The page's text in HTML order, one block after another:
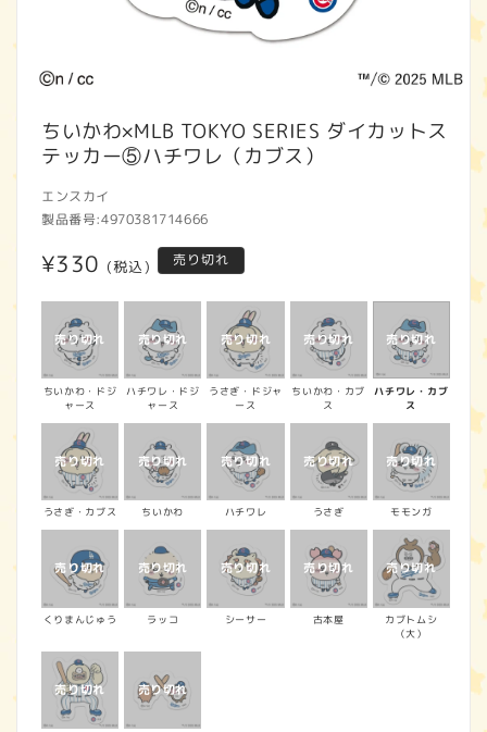
ちいかわ×MLB TOKYO SERIES ダイカットス
テッカー⑤ハチワレ（カブス）
エンスカイ
製品番号:4970381714666
通
常
価
格
¥330 (税込) 売り切れ
ちいかわ・ドジ
ャース
ハチワレ・ドジ
ャース
うさぎ・ドジャ
ース
ちいかわ・カブ
ス
ハチワレ・カブ
ス
うさぎ・カブス ちいかわ ハチワレ うさぎ モモンガ
くりまんじゅう ラッコ シーサー 古本屋
カブトムシ
（大）